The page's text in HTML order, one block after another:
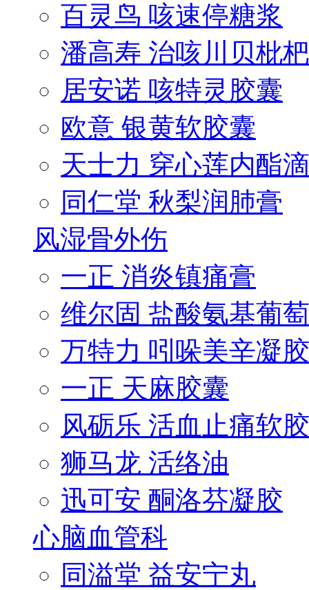
百灵鸟 咳速停糖浆
潘高寿 治咳川贝枇
居安诺 咳特灵胶囊
欧意 银黄软胶囊
天士力 穿心莲内酯
同仁堂 秋梨润肺膏
风湿骨外伤
一正 消炎镇痛膏
维尔固 盐酸氨基葡
万特力 吲哚美辛凝胶
一正 天麻胶囊
风砺乐 活血止痛软
狮马龙 活络油
迅可安 酮洛芬凝胶
心脑血管科
同溢堂 益安宁丸